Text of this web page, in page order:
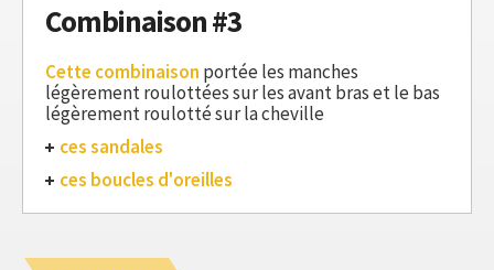
Combinaison #3
Cette combinaison portée les manches
légèrement roulottées sur les avant bras et le bas
légèrement roulotté sur la cheville
ces sandales
ces boucles d'oreilles